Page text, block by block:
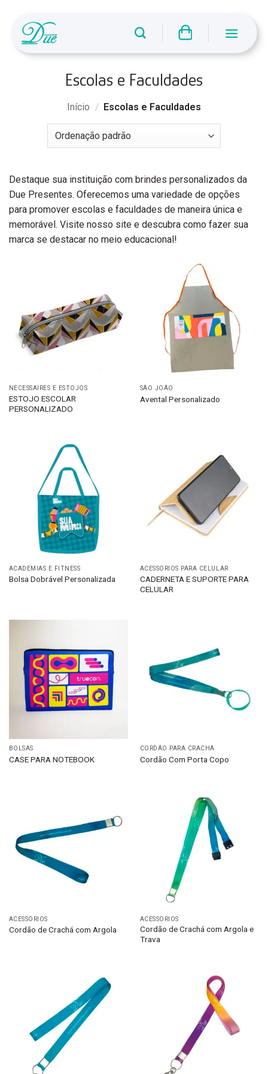
content
Escolas e Faculdades
Início / Escolas e Faculdades
Destaque sua instituição com brindes personalizados da
Due Presentes. Oferecemos uma variedade de opções
para promover escolas e faculdades de maneira única e
memorável. Visite nosso site e descubra como fazer sua
marca se destacar no meio educacional!
NECESSAIRES E ESTOJOS
ESTOJO ESCOLAR
PERSONALIZADO
SÃO JOÃO
Avental Personalizado
ACADEMIAS E FITNESS
Bolsa Dobrável Personalizada
ACESSÓRIOS PARA CELULAR
CADERNETA E SUPORTE PARA
CELULAR
BOLSAS
CASE PARA NOTEBOOK
CORDÃO PARA CRACHÁ
Cordão Com Porta Copo
ACESSÓRIOS
Cordão de Crachá com Argola
ACESSÓRIOS
Cordão de Crachá com Argola e
Trava